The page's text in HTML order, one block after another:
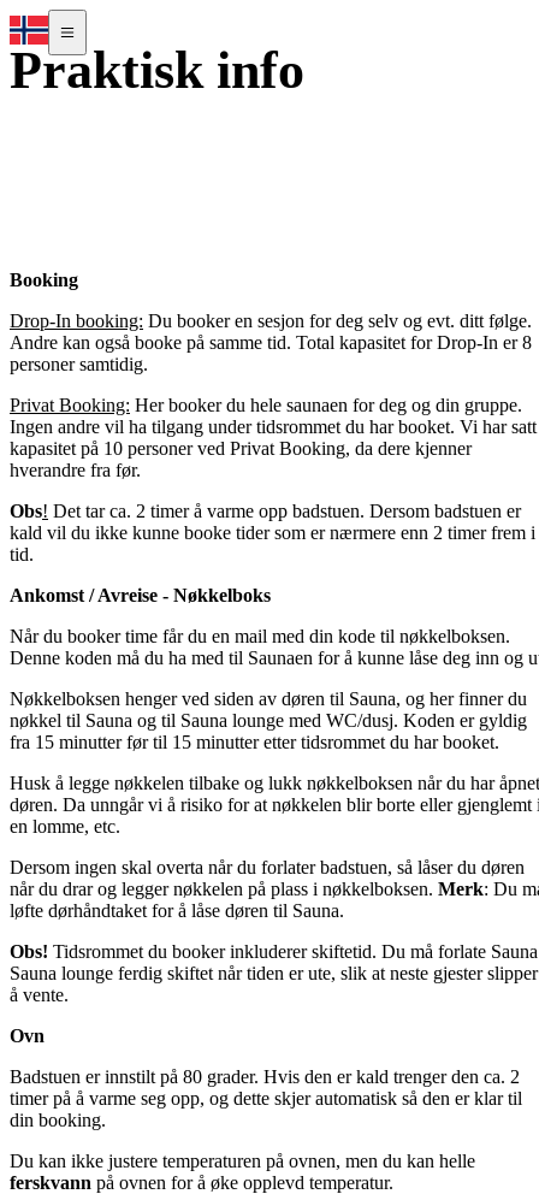
Praktisk info
Booking
Drop-In booking: Du booker en sesjon for deg selv og evt. ditt følge.
Andre kan også booke på samme tid. Total kapasitet for Drop-In er 8
personer samtidig.
Privat Booking: Her booker du hele saunaen for deg og din gruppe.
Ingen andre vil ha tilgang under tidsrommet du har booket. Vi har satt
kapasitet på 10 personer ved Privat Booking, da dere kjenner
hverandre fra før.
Obs! Det tar ca. 2 timer å varme opp badstuen. Dersom badstuen er
kald vil du ikke kunne booke tider som er nærmere enn 2 timer frem i
tid.
Ankomst / Avreise - Nøkkelboks
Når du booker time får du en mail med din kode til nøkkelboksen.
Denne koden må du ha med til Saunaen for å kunne låse deg inn og
Nøkkelboksen henger ved siden av døren til Sauna, og her finner du
nøkkel til Sauna og til Sauna lounge med WC/dusj. Koden er gyldig
fra 15 minutter før til 15 minutter etter tidsrommet du har booket.
Husk å legge nøkkelen tilbake og lukk nøkkelboksen når du har åpnet
døren. Da unngår vi å risiko for at nøkkelen blir borte eller gjenglemt
en lomme, etc.
Dersom ingen skal overta når du forlater badstuen, så låser du døren
når du drar og legger nøkkelen på plass i nøkkelboksen. Merk: Du
løfte dørhåndtaket for å låse døren til Sauna.
Obs! Tidsrommet du booker inkluderer skiftetid. Du må forlate
Sauna lounge ferdig skiftet når tiden er ute, slik at neste gjester slipper
å vente.
Ovn
Badstuen er innstilt på 80 grader. Hvis den er kald trenger den ca. 2
timer på å varme seg opp, og dette skjer automatisk så den er klar til
din booking.
Du kan ikke justere temperaturen på ovnen, men du kan helle
ferskvann på ovnen for å øke opplevd temperatur.